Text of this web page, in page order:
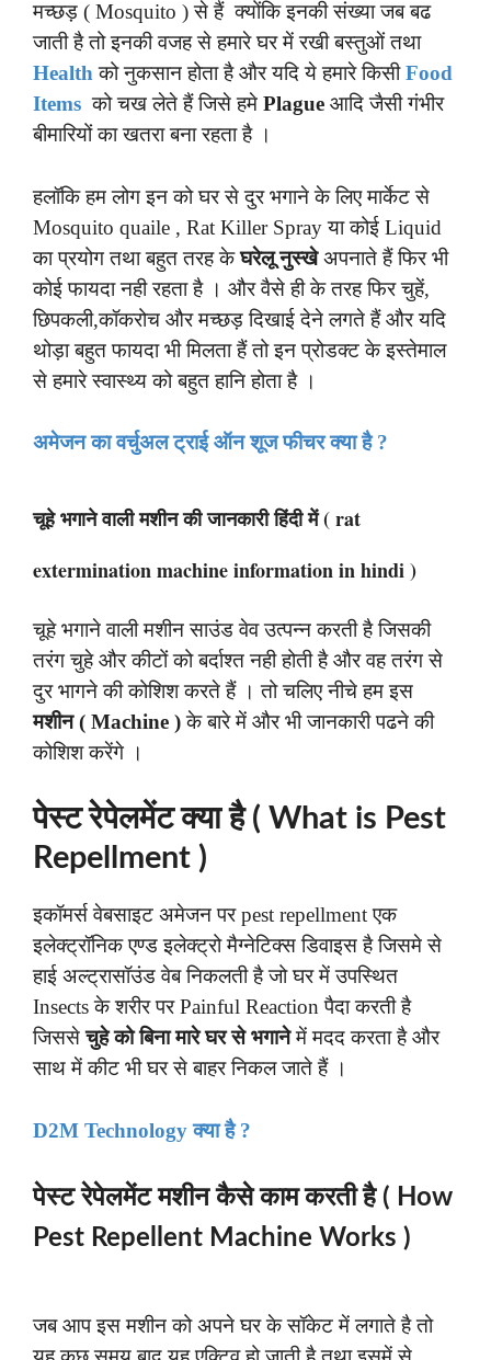
मच्छड़ ( Mosquito ) से हैं क्योंकि इनकी संख्या जब बढ
जाती है तो इनकी वजह से हमारे घर में रखी बस्तुओं तथा
Health को नुकसान होता है और यदि ये हमारे किसीFood
Items को चख लेते हैं जिसे हमे Plague आदि जैसी गंभीर
बीमारियों का खतरा बना रहता है ।
हलॉकि हम लोग इन को घर से दुर भगाने के लिए मार्केट से
Mosquito quaile , Rat Killer Spray या कोई Liquid
का प्रयोग तथा बहुत तरह केघरेलू नुस्खेअपनाते हैं फिर भी
कोई फायदा नही रहता है । और वैसे ही के तरह फिर चुहें,
छिपकली,कॉकरोच और मच्छड़ दिखाई देने लगते हैं और यदि
थोड़ा बहुत फायदा भी मिलता हैं तो इन प्रोडक्ट के इस्तेमाल
से हमारे स्वास्थ्य को बहुत हानि होता है ।
अमेजन का वर्चुअल ट्राई ऑन शूज फीचर क्या है ?
चूहे भगाने वाली मशीन की जानकारी हिंदी में ( rat
extermination machine information in hindi )
चूहे भगाने वाली मशीन साउंड वेव उत्पन्न करती है जिसकी
तरंग चुहे और कीटों को बर्दाश्त नही होती है और वह तरंग से
दुर भागने की कोशिश करते हैं । तो चलिए नीचे हम इस
मशीन ( Machine )के बारे में और भी जानकारी पढने की
कोशिश करेंगे ।
पेस्ट रेपेलमेंट क्या है ( What is Pest
Repellment )
इकॉमर्स वेबसाइट अमेजन पर pest repellment एक
इलेक्ट्रॉनिक एण्ड इलेक्ट्रो मैग्नेटिक्स डिवाइस है जिसमे से
हाई अल्ट्रासॉउंड वेब निकलती है जो घर में उपस्थित
Insects के शरीर पर Painful Reaction पैदा करती है
जिससेचुहे को बिना मारे घर से भगानेमें मदद करता है और
साथ में कीट भी घर से बाहर निकल जाते हैं ।
D2M Technology क्या है ?
पेस्ट रेपेलमेंट मशीन कैसे काम करती है ( How
Pest Repellent Machine Works )
जब आप इस मशीन को अपने घर के सॉकेट में लगाते है तो